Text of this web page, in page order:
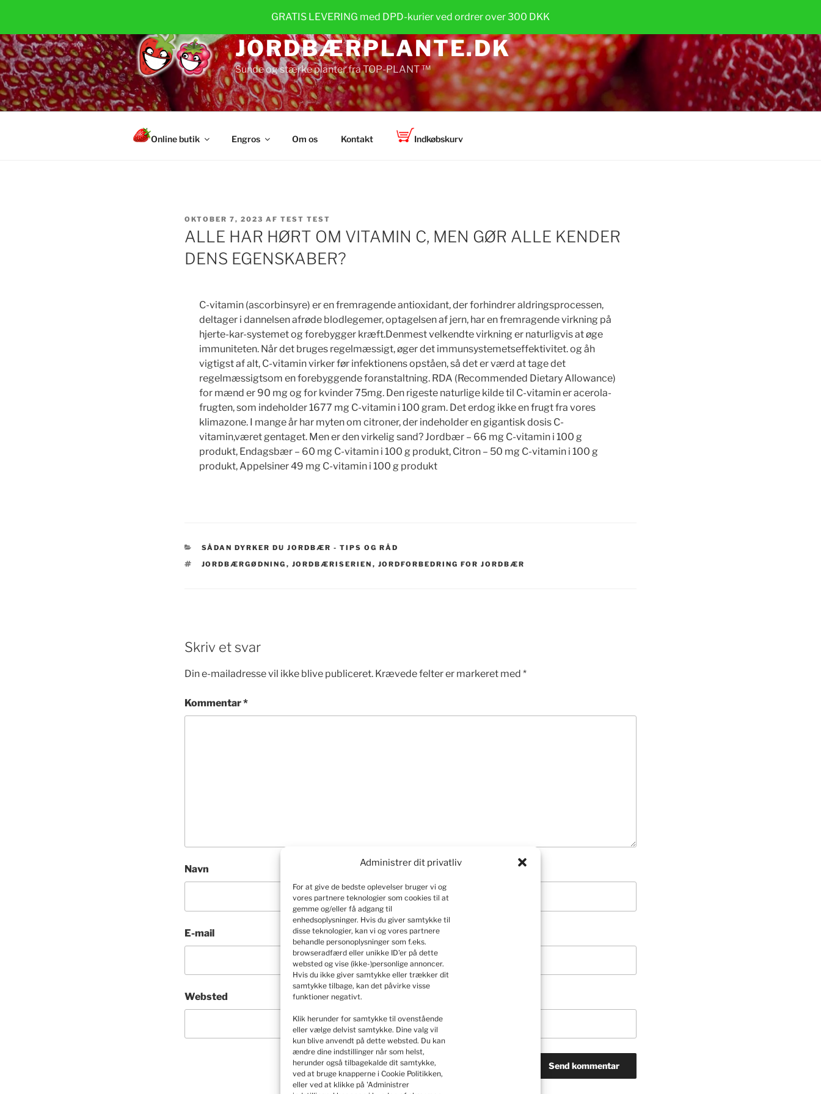
Administrer dit privatliv
For at give de bedste oplevelser bruger vi og
vores partnere teknologier som cookies til at
gemme og/eller få adgang til
enhedsoplysninger. Hvis du giver samtykke til
disse teknologier, kan vi og vores partnere
behandle personoplysninger som f.eks.
browseradfærd eller unikke ID'er på dette
websted og vise (ikke-)personlige annoncer.
Hvis du ikke giver samtykke eller trækker dit
samtykke tilbage, kan det påvirke visse
funktioner negativt.
Klik herunder for samtykke til ovenstående
eller vælge delvist samtykke. Dine valg vil
kun blive anvendt på dette websted. Du kan
ændre dine indstillinger når som helst,
herunder også tilbagekalde dit samtykke,
ved at bruge knapperne i Cookie Politikken,
eller ved at klikke på 'Administrer
GRATIS LEVERING med DPD-kurier ved ordrer over 300 DKK
indhold
JORDBÆRPLANTE.DK
Sunde og stærke planter fra TOP-PLANT ™
Online butik Engros Om os Kontakt Indkøbskurv
UDGIVET
DEN
OKTOBER 7, 2023 AF TEST TEST
ALLE HAR HØRT OM VITAMIN C, MEN GØR ALLE KENDER
DENS EGENSKABER?
C-vitamin (ascorbinsyre) er en fremragende antioxidant, der forhindrer aldringsprocessen,
deltager i dannelsen afrøde blodlegemer, optagelsen af jern, har en fremragende virkning på
hjerte-kar-systemet og forebygger kræft.Denmest velkendte virkning er naturligvis at øge
immuniteten. Når det bruges regelmæssigt, øger det immunsystemetseffektivitet. og åh
vigtigst af alt, C-vitamin virker før infektionens opståen, så det er værd at tage det
regelmæssigtsom en forebyggende foranstaltning. RDA (Recommended Dietary Allowance)
for mænd er 90 mg og for kvinder 75mg. Den rigeste naturlige kilde til C-vitamin er acerola-
frugten, som indeholder 1677 mg C-vitamin i 100 gram. Det erdog ikke en frugt fra vores
klimazone. I mange år har myten om citroner, der indeholder en gigantisk dosis C-
vitamin,været gentaget. Men er den virkelig sand? Jordbær – 66 mg C-vitamin i 100 g
produkt, Endagsbær – 60 mg C-vitamin i 100 g produkt, Citron – 50 mg C-vitamin i 100 g
produkt, Appelsiner 49 mg C-vitamin i 100 g produkt
KATEGORIER
SÅDAN DYRKER DU JORDBÆR - TIPS OG RÅD
TAGS
JORDBÆRGØDNING , JORDBÆRISERIEN , JORDFORBEDRING FOR JORDBÆR
Skriv et svar
Din e-mailadresse vil ikke blive publiceret. Krævede felter er markeret med *
Kommentar*
Navn
E-mail
Websted